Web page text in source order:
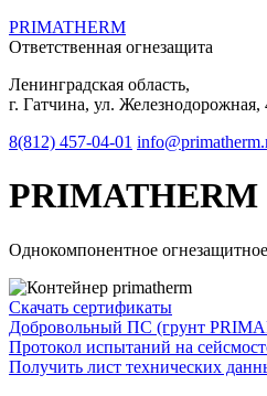
PRIMATHERM
Ответственная огнезащита
Ленинградская область,
г. Гатчина, ул. Железнодорожная,
8(812) 457-04-01
PRIMATHERM
Однокомпонентное
Скачать сертификаты
Добровольный ПС (грунт
Протокол испытаний на
Получить лист технических